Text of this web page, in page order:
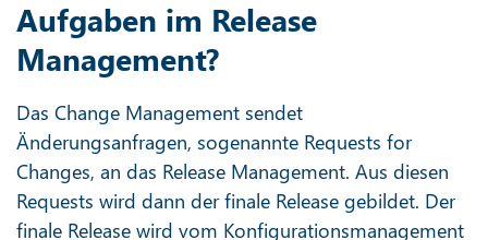
Aufgaben im Release
Management?
Das Change Management sendet
Änderungsanfragen, sogenannte Requests for
Changes, an das Release Management. Aus diesen
Requests wird dann der finale Release gebildet. Der
finale Release wird vom Konfigurationsmanagement